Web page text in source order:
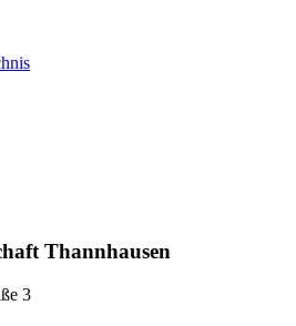
Thannhausen
3